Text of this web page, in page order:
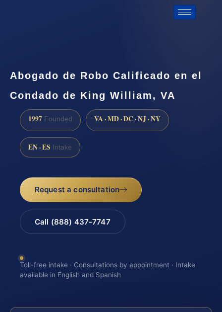
Abogado de Robo Calificado en el
Condado de King William, VA
1997 Founded VA · MD · DC · NJ · NY
EN · ES Intake
Request a consultation
Call (888) 437-7747
Toll-free intake · Consultations by appointment · Intake
available in English and Spanish